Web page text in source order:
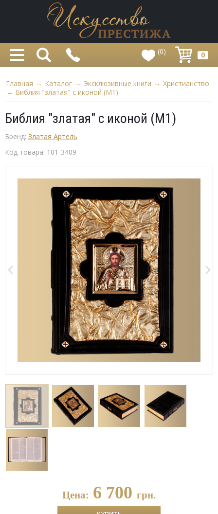
(0) 0
Главная → Каталог → Эксклюзивные книги → Христианство
→ Библия "златая" с иконой (M1)
Библия "златая" с иконой (M1)
Бренд: Златая Артель
Код товара: 101-3409
Цена: 6 700 грн.